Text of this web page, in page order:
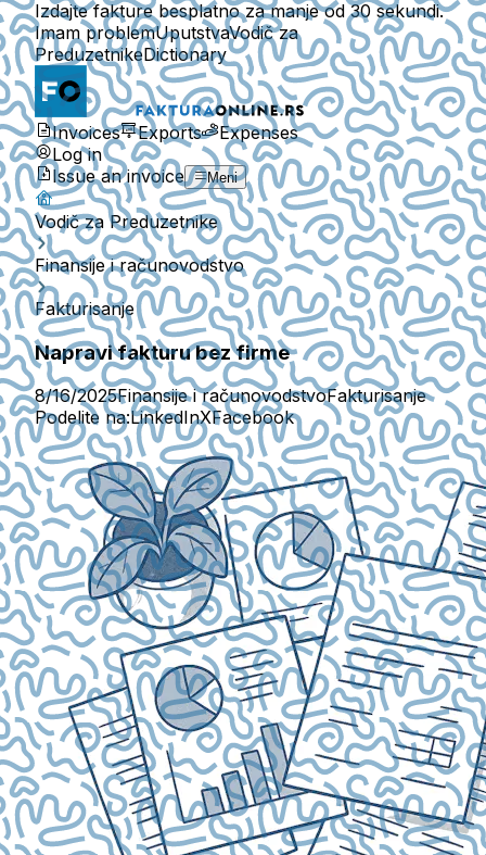
Izdajte fakture besplatno za manje od 30 sekundi.
Imam problemUputstvaVodič za
PreduzetnikeDictionary
Invoices Exports
Expenses
Log in
Issue an invoice
Meni
Vodič za Preduzetnike
Finansije i računovodstvo
Fakturisanje
Napravi fakturu bez firme
8/16/2025Finansije i računovodstvoFakturisanje
Podelite na:LinkedInXFacebook